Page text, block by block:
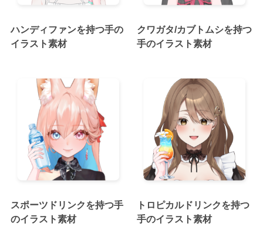
ハンディファンを持つ手の
イラスト素材
クワガタ/カブトムシを持つ
手のイラスト素材
スポーツドリンクを持つ手
のイラスト素材
トロピカルドリンクを持つ
手のイラスト素材